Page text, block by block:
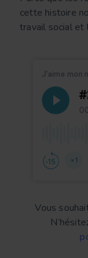
cette histoire
travail social et
Vous